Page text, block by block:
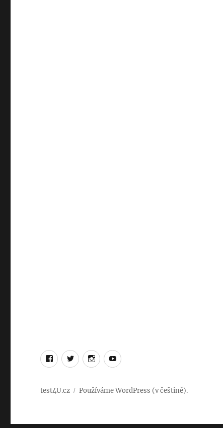
Facebook
TwitterInstagramYouTube
test4U.cz Používáme WordPress (v češtině).